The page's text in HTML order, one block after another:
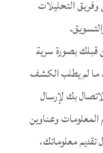
وفريق التحليلات
بصورة سرية
ما لم يطلب الكشف
بك لإرسال
وعناوين
تقديم معلوماتك،